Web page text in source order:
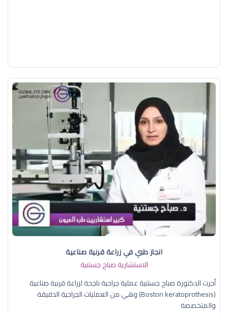
انجاز طبي في زراعة قرنية صناعية
الاستشارية صباح جستنية
أجرت الدكتورة صباح جستنية عملية جراحية ناجحة لزراعة قرنية صناعية
(Boston keratoprothesis) وهي من العمليات الجراحية الدقيقة
والمتخصصة